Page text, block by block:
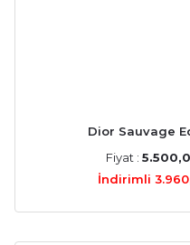
Dior Sauvage
Fiyat :
İndirimli